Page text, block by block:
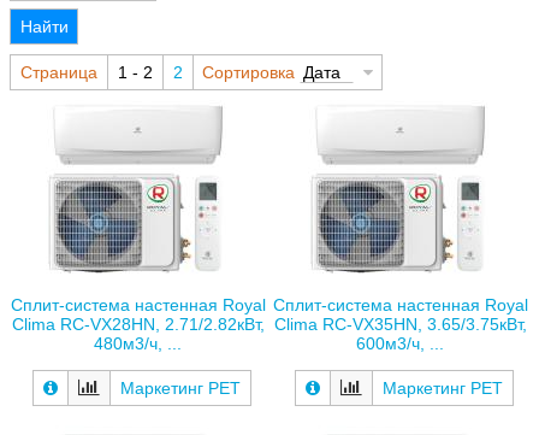
Найти
Страница 1 - 2 2 Сортировка Дата
Сплит-система настенная Royal
Clima RC-VX28HN, 2.71/2.82кВт,
480м3/ч, ...
Маркетинг РЕТ
Сплит-система настенная Royal
Clima RC-VX35HN, 3.65/3.75кВт,
600м3/ч, ...
Маркетинг РЕТ